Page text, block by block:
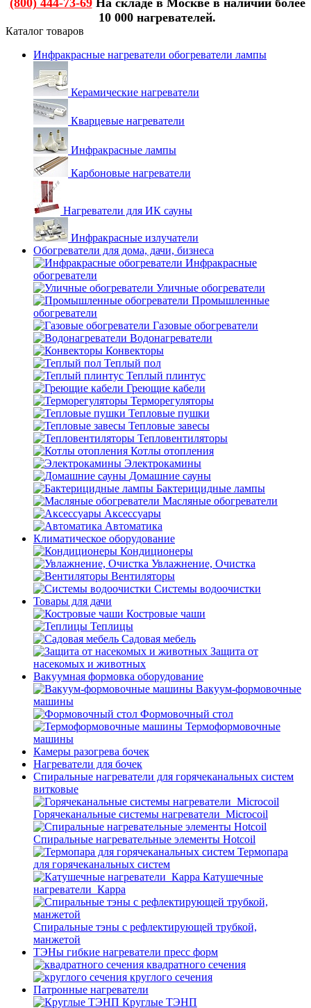
(800) 444-73-69На складе в Москве в наличии более
10 000 нагревателей.
Каталог товаров
Инфракрасные нагреватели обогреватели лампы
Керамические нагреватели
Кварцевые нагреватели
Инфракрасные лампы
Карбоновые нагреватели
Нагреватели для ИК сауны
Инфракрасные излучатели
Обогреватели для дома, дачи, бизнеса
Инфракрасные
обогреватели
Уличные обогреватели
Промышленные
обогреватели
Газовые обогреватели
Водонагреватели
Конвекторы
Теплый пол
Теплый плинтус
Греющие кабели
Терморегуляторы
Тепловые пушки
Тепловые завесы
Тепловентиляторы
Котлы отопления
Электрокамины
Домашние сауны
Бактерицидные лампы
Масляные обогреватели
Аксессуары
Автоматика
Климатическое оборудование
Кондиционеры
Увлажнение, Очистка
Вентиляторы
Системы водоочистки
Товары для дачи
Костровые чаши
Теплицы
Садовая мебель
Защита от
насекомых и животных
Вакуумная формовка оборудование
Вакуум-формовочные
машины
Формовочный стол
Термоформовочные
машины
Камеры разогрева бочек
Нагреватели для бочек
Спиральные нагреватели для горячеканальных систем
витковые
Горячеканальные системы нагреватели_Microcoil
Спиральные нагревательные элементы Hotcoil
Термопара
для горячеканальных систем
Катушечные
нагреватели_Карра
Спиральные тэны с рефлектирующей трубкой,
манжетой
ТЭНы гибкие нагреватели пресс форм
квадратного сечения
круглого сечения
Патронные нагреватели
Круглые ТЭНП